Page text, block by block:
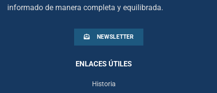
informado de manera completa y equilibrada.
NEWSLETTER
ENLACES ÚTILES
Historia